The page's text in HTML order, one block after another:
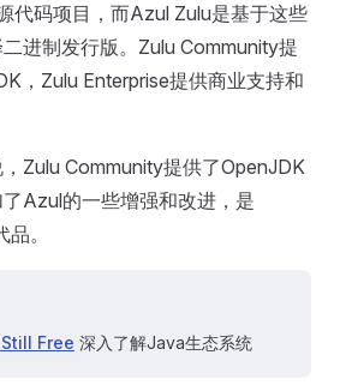
代码项目，而Azul Zulu是基于这些
进制发行版。Zulu Community提
，Zulu Enterprise提供商业支持和
Zulu Community提供了OpenJDK
Azul的一些增强和改进，是
。
Free 深入了解Java生态系统